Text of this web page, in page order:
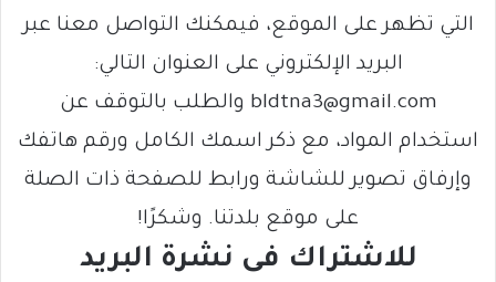
التي تظهر على الموقع، فيمكنك التواصل معنا عبر
البريد الإلكتروني على العنوان التالي:
bldtna3@gmail.com والطلب بالتوقف عن
استخدام المواد، مع ذكر اسمك الكامل ورقم هاتفك
وإرفاق تصوير للشاشة ورابط للصفحة ذات الصلة
على موقع بلدتنا. وشكرًا!
للاشتراك فى نشرة البريد